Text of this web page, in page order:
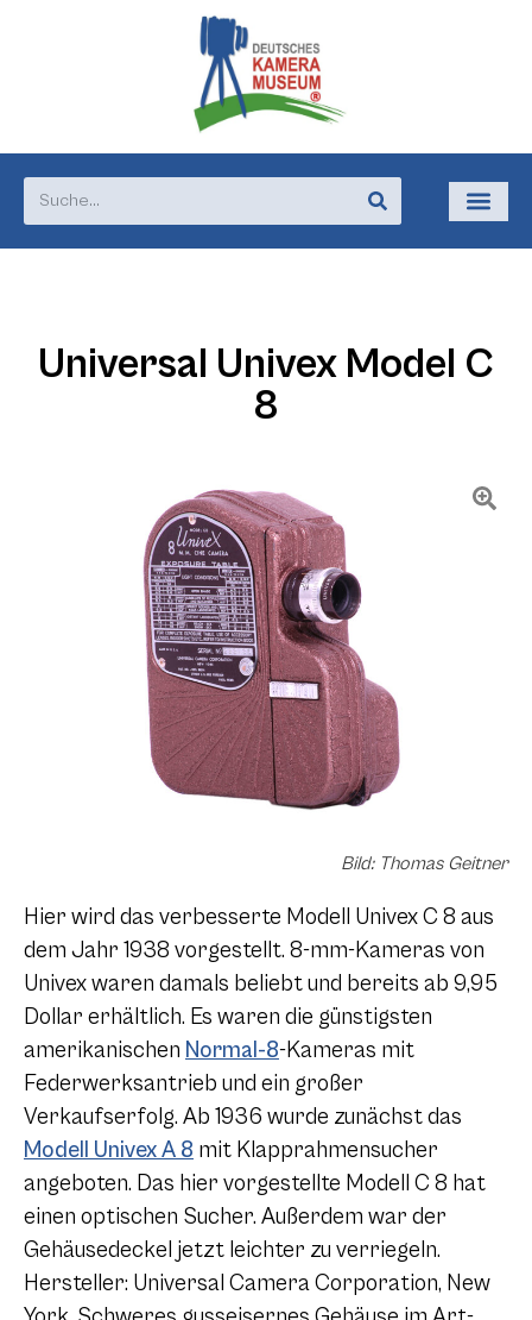
Universal Univex Model C
8
Bild: Thomas Geitner
Hier wird das verbesserte Modell UnivexC 8 aus
dem Jahr 1938 vorgestellt. 8-mm-Kameras von
Univex waren damals beliebt und bereits ab 9,95
Dollar erhältlich. Es waren die günstigsten
amerikanischen Normal-8-Kameras mit
Federwerksantrieb und ein großer
Verkaufserfolg. Ab 1936 wurde zunächst das
Modell UnivexA 8 mit Klapprahmensucher
angeboten. Das hier vorgestellte Modell C 8 hat
einen optischen Sucher. Außerdem war der
Gehäusedeckel jetzt leichter zu verriegeln.
Hersteller: Universal Camera Corporation, New